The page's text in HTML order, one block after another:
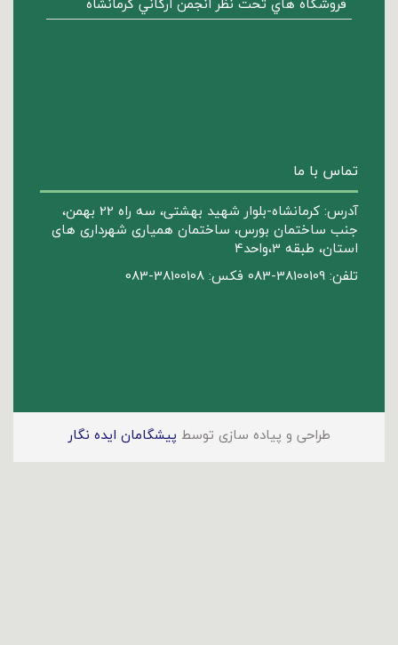
تماس با ما
آدرس: کرمانشاه-بلوار شهید بهشتی، سه راه 22 بهمن،
جنب ساختمان بورس، ساختمان همیاری شهرداری های
استان، طبقه 3،واحد4
تلفن: 38100109-083 فکس: 38100108-083
طراحی و پیاده سازی توسط پیشگامان ایده نگار